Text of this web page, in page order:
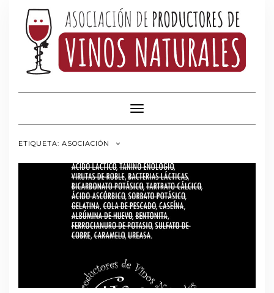
contenido
Cambiar modo de navegación
ETIQUETA: ASOCIACIÓN